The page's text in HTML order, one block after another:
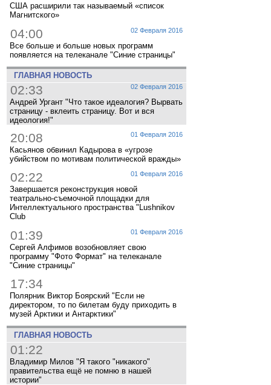
США расширили так называемый «список
Магнитского»
02 Февраля 2016
04:00
Все больше и больше новых программ
появляется на телеканале "Синие страницы"
ГЛАВНАЯ НОВОСТЬ
02 Февраля 2016
02:33
Андрей Ургант "Что такое идеалогия? Вырвать
страницу - вклеить страницу. Вот и вся
идеология!"
01 Февраля 2016
20:08
Касьянов обвинил Кадырова в «угрозе
убийством по мотивам политической вражды»
01 Февраля 2016
02:22
Завершается реконструкция новой
театрально-съемочной площадки для
Интеллектуального пространства "Lushnikov
Club
01 Февраля 2016
01:39
Сергей Алфимов возобновляет свою
программу "Фото Формат" на телеканале
"Синие страницы"
17:34
Полярник Виктор Боярский "Если не
директором, то по билетам буду приходить в
музей Арктики и Антарктики"
ГЛАВНАЯ НОВОСТЬ
01:22
Владимир Милов "Я такого "никакого"
правительства ещё не помню в нашей
истории"